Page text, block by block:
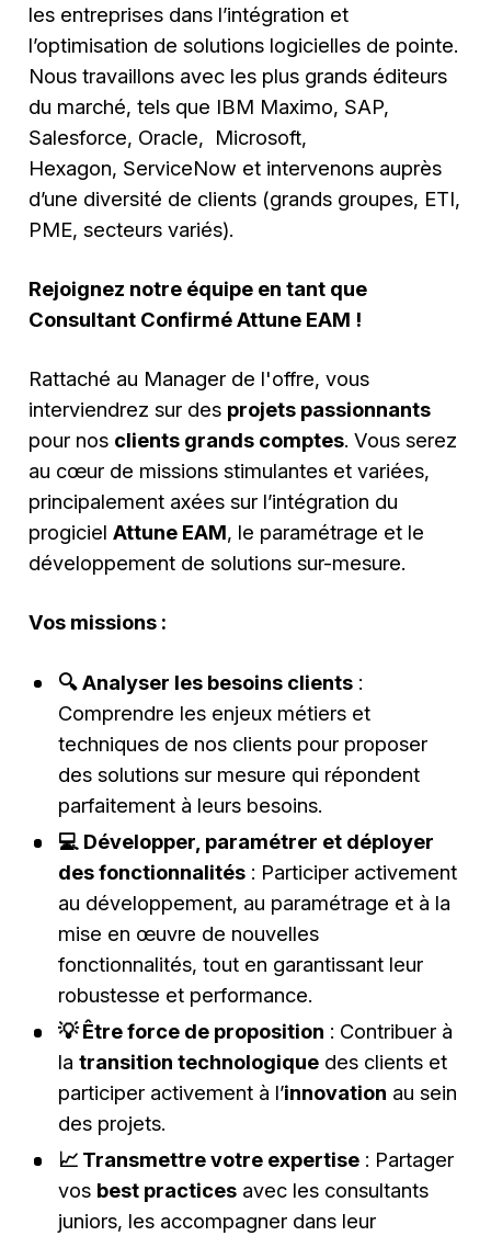
les entreprises dans l’intégration et
l’optimisation de solutions logicielles de pointe.
Nous travaillons avec les plus grands éditeurs
du marché, tels que IBM Maximo, SAP,
Salesforce, Oracle, Microsoft,
Hexagon, ServiceNow et intervenons auprès
d’une diversité de clients (grands groupes, ETI,
PME, secteurs variés).
Rejoignez notre équipe en tant que
Consultant Confirmé Attune EAM !
Rattaché au Manager de l'offre, vous
interviendrez sur des projets passionnants
pour nos clients grands comptes. Vous serez
au cœur de missions stimulantes et variées,
principalement axées sur l’intégration du
progicielAttune EAM, le paramétrage et le
développement de solutions sur-mesure.
Vos missions :
🔍 Analyser les besoins clients:
Comprendre les enjeux métiers et
techniques de nos clients pour proposer
des solutions sur mesure qui répondent
parfaitement à leurs besoins.
💻 Développer, paramétrer et déployer
des fonctionnalités: Participer activement
au développement, au paramétrage et à la
mise en œuvre de nouvelles
fonctionnalités, tout en garantissant leur
robustesse et performance.
💡 Être force de proposition : Contribuer à
la transition technologiquedes clients et
participer activement à l’innovation au sein
des projets.
📈 Transmettre votre expertise: Partager
vos best practicesavec les consultants
juniors, les accompagner dans leur